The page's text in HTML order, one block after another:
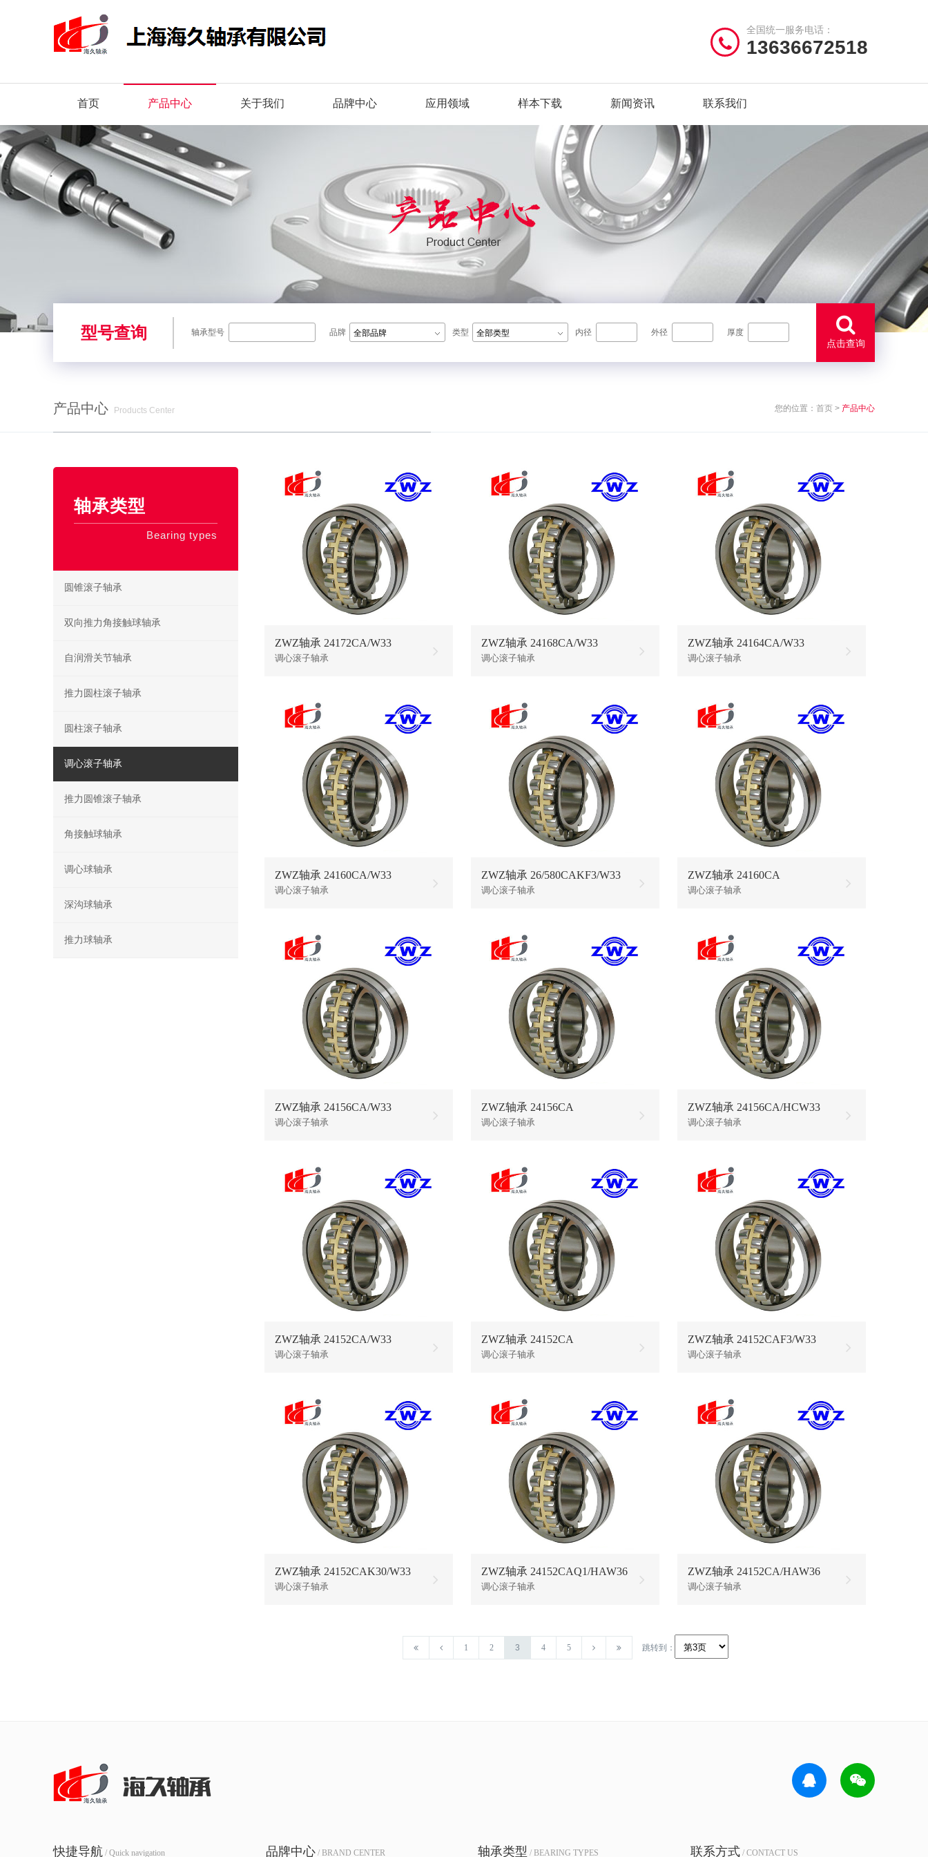
全国统一服务电话：
13636672518
首页 产品中心 关于我们 品牌中心 应用领域 样本下载 新闻资讯 联系我们
型号查询 轴承型号 品牌 全部品牌 类型 全部类型 内径 外径 厚度
点击查询
产品中心
Products Center
您的位置： 首页 > 产品中心
ZWZ轴承 24172CA/W33
调心滚子轴承
ZWZ轴承 24168CA/W33
调心滚子轴承
ZWZ轴承 24164CA/W33
调心滚子轴承
ZWZ轴承 24160CA/W33
调心滚子轴承
ZWZ轴承 26/580CAKF3/W33
调心滚子轴承
ZWZ轴承 24160CA
调心滚子轴承
ZWZ轴承 24156CA/W33
调心滚子轴承
ZWZ轴承 24156CA
调心滚子轴承
ZWZ轴承 24156CA/HCW33
调心滚子轴承
ZWZ轴承 24152CA/W33
调心滚子轴承
ZWZ轴承 24152CA
调心滚子轴承
ZWZ轴承 24152CAF3/W33
调心滚子轴承
ZWZ轴承 24152CAK30/W33
调心滚子轴承
ZWZ轴承 24152CAQ1/HAW36
调心滚子轴承
ZWZ轴承 24152CA/HAW36
调心滚子轴承
1 2 3 4 5 跳转到：
轴承类型
Bearing types
圆锥滚子轴承
双向推力角接触球轴承
自润滑关节轴承
推力圆柱滚子轴承
圆柱滚子轴承
调心滚子轴承
推力圆锥滚子轴承
角接触球轴承
调心球轴承
深沟球轴承
推力球轴承
快捷导航 / Quick navigation 品牌中心/ BRAND CENTER 轴承类型 / BEARING TYPES 联系方式/ CONTACT US